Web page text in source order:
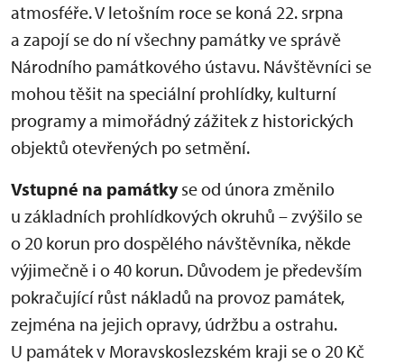
atmosféře. V letošním roce se koná 22. srpna
a zapojí se do ní všechny památky ve správě
Národního památkového ústavu. Návštěvníci se
mohou těšit na speciální prohlídky, kulturní
programy a mimořádný zážitek z historických
objektů otevřených po setmění.
Vstupné na památkyse od února změnilo
u základních prohlídkových okruhů – zvýšilo se
o 20 korun pro dospělého návštěvníka, někde
výjimečně i o 40 korun. Důvodem je především
pokračující růst nákladů na provoz památek,
zejména na jejich opravy, údržbu a ostrahu.
U památek v Moravskoslezském kraji se o 20 Kč